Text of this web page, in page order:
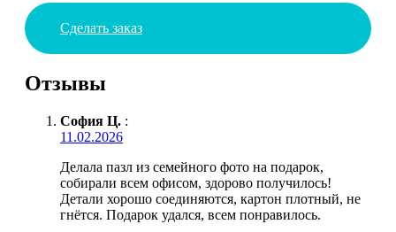
Сделать заказ
Отзывы
София Ц. :
11.02.2026
Делала пазл из семейного фото на подарок,
собирали всем офисом, здорово получилось!
Детали хорошо соединяются, картон плотный, не
гнётся. Подарок удался, всем понравилось.